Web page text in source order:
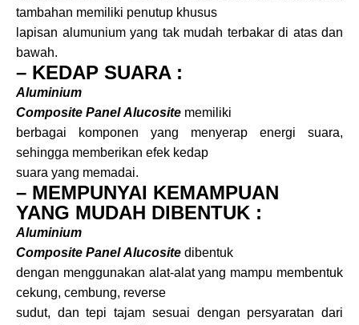
tambahan memiliki penutup khusus
lapisan alumunium yang tak mudah terbakar di atas dan
bawah.
– KEDAP SUARA :
Aluminium
Composite Panel Alucosite memiliki
berbagai komponen yang menyerap energi suara,
sehingga memberikan efek kedap
suara yang memadai.
– MEMPUNYAI KEMAMPUAN
YANG MUDAH DIBENTUK :
Aluminium
Composite Panel Alucosite dibentuk
dengan menggunakan alat-alat yang mampu membentuk
cekung, cembung, reverse
sudut, dan tepi tajam sesuai dengan persyaratan dari